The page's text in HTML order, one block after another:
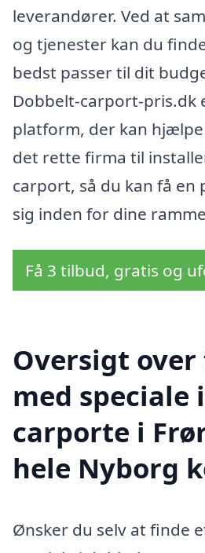
leverandører. Ved at
og tjenester kan du
bedst passer til dit
Dobbelt-carport-pris.dk
platform, der kan
det rette firma til
carport, så du kan få en
sig inden for dine
Få 3 tilbud, gratis og
Oversigt
med speciale
carporte i
hele Nyborg
Ønsker du selv at finde